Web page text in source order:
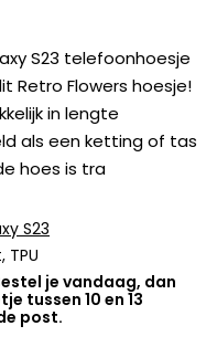
S23 telefoonhoesje
Retro Flowers hoesje!
in lengte
als een ketting of tas
hoes is tra
S23
TPU
je vandaag, dan
tussen 10 en 13
post.